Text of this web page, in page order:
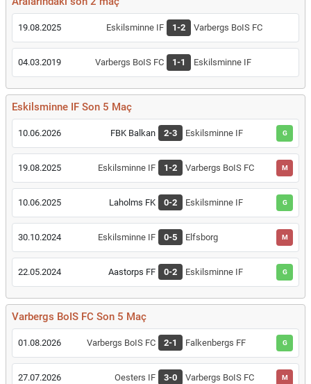
19.08.2025 Eskilsminne IF 1-2 Varbergs BoIS FC
04.03.2019 Varbergs BoIS FC 1-1 Eskilsminne IF
Eskilsminne IF Son 5 Maç
10.06.2026 FBK Balkan 2-3 Eskilsminne IF G
19.08.2025 Eskilsminne IF 1-2 Varbergs BoIS FC M
10.06.2025 Laholms FK 0-2 Eskilsminne IF G
30.10.2024 Eskilsminne IF 0-5 Elfsborg M
22.05.2024 Aastorps FF 0-2 Eskilsminne IF G
Varbergs BoIS FC Son 5 Maç
01.08.2026 Varbergs BoIS FC 2-1 Falkenbergs FF G
27.07.2026 Oesters IF 3-0 Varbergs BoIS FC M